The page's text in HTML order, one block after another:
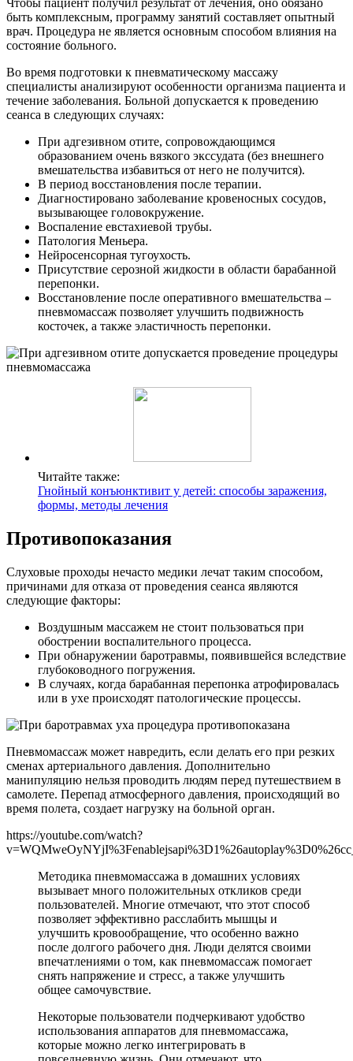
Чтобы пациент получил результат от лечения, оно обязано
быть комплексным, программу занятий составляет опытный
врач. Процедура не является основным способом влияния на
состояние больного.
Во время подготовки к пневматическому массажу
специалисты анализируют особенности организма пациента и
течение заболевания. Больной допускается к проведению
сеанса в следующих случаях:
При адгезивном отите, сопровождающимся
образованием очень вязкого экссудата (без внешнего
вмешательства избавиться от него не получится).
В период восстановления после терапии.
Диагностировано заболевание кровеносных сосудов,
вызывающее головокружение.
Воспаление евстахиевой трубы.
Патология Меньера.
Нейросенсорная тугоухость.
Присутствие серозной жидкости в области барабанной
перепонки.
Восстановление после оперативного вмешательства –
пневмомассаж позволяет улучшить подвижность
косточек, а также эластичность перепонки.
Читайте также:
Гнойный конъюнктивит у детей: способы заражения,
формы, методы лечения
Противопоказания
Слуховые проходы нечасто медики лечат таким способом,
причинами для отказа от проведения сеанса являются
следующие факторы:
Воздушным массажем не стоит пользоваться при
обострении воспалительного процесса.
При обнаружении баротравмы, появившейся вследствие
глубоководного погружения.
В случаях, когда барабанная перепонка атрофировалась
или в ухе происходят патологические процессы.
Пневмомассаж может навредить, если делать его при резких
сменах артериального давления. Дополнительно
манипуляцию нельзя проводить людям перед путешествием в
самолете. Перепад атмосферного давления, происходящий во
время полета, создает нагрузку на больной орган.
https://youtube.com/watch?
Методика пневмомассажа в домашних условиях
вызывает много положительных откликов среди
пользователей. Многие отмечают, что этот способ
позволяет эффективно расслабить мышцы и
улучшить кровообращение, что особенно важно
после долгого рабочего дня. Люди делятся своими
впечатлениями о том, как пневмомассаж помогает
снять напряжение и стресс, а также улучшить
общее самочувствие.
Некоторые пользователи подчеркивают удобство
использования аппаратов для пневмомассажа,
которые можно легко интегрировать в